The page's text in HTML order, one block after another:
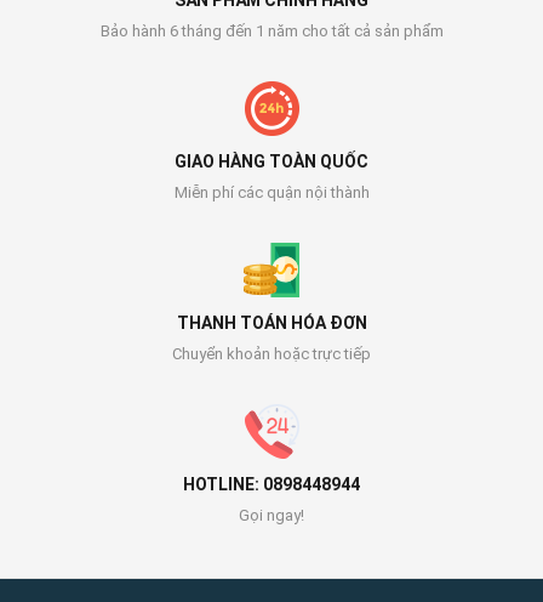
Bảo hành 6 tháng đến 1 năm cho tất cả sản phẩm
GIAO HÀNG TOÀN QUỐC
Miễn phí các quận nội thành
THANH TOÁN HÓA ĐƠN
Chuyển khoản hoặc trực tiếp
HOTLINE: 0898448944
Gọi ngay!